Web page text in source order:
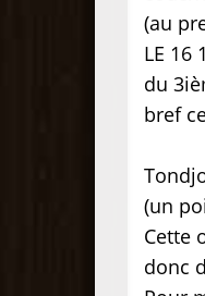
(au
LE 16
du
bref
(un
Cette
donc